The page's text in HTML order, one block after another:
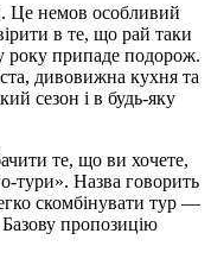
Це немов особливий
в те, що рай таки
року припаде подорож.
дивовижна кухня та
сезон і в будь-яку
те, що ви хочете,
тури». Назва говорить
скомбінувати тур —
пропозицію